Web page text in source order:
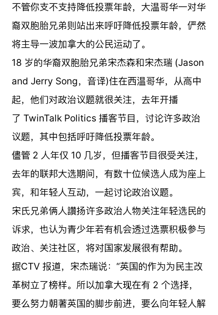
不管你支不支持降低投票年龄，大温哥华一对华
裔双胞胎兄弟则站出来呼吁降低投票年龄，俨然
将主导一波加拿大的公民运动了。
18 岁的华裔双胞胎兄弟宋杰森和宋杰瑞 (Jason
and Jerry Song，音译)住在西温哥华，从高中
起，他们对政治议题就很关注，去年开播
了 TwinTalk Politics 播客节目，讨论许多政治
议题，其中包括呼吁降低投票年龄。
儘管 2 人年仅 10 几岁，但播客节目很受关注，
去年的联邦大选期间，有数十位候选人成为座上
宾，和年轻人互动，一起讨论政治议题。
宋氏兄弟俩人讚扬许多政治人物关注年轻选民的
诉求，也认为青少年若有机会透过选票积极参与
政治、关注社区，将对国家发展很有帮助。
据CTV 报道，宋杰瑞说：“英国的作为为民主改
革树立了榜样。所以加拿大现在有 2 个选择，
要么努力朝著英国的脚步前进，要么向年轻人解